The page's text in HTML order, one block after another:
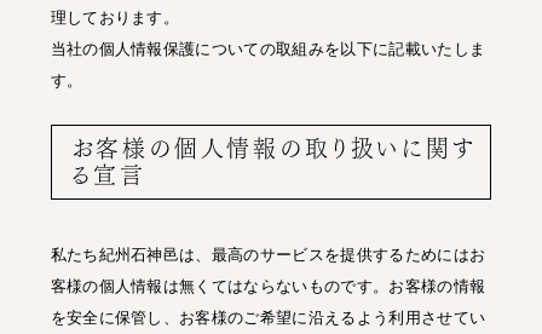
理しております。
当社の個人情報保護についての取組みを以下に記載いたしま
す。
お客様の個人情報の取り扱いに関す
る宣言
私たち紀州石神邑は、最高のサービスを提供するためにはお
客様の個人情報は無くてはならないものです。お客様の情報
を安全に保管し、お客様のご希望に沿えるよう利用させてい